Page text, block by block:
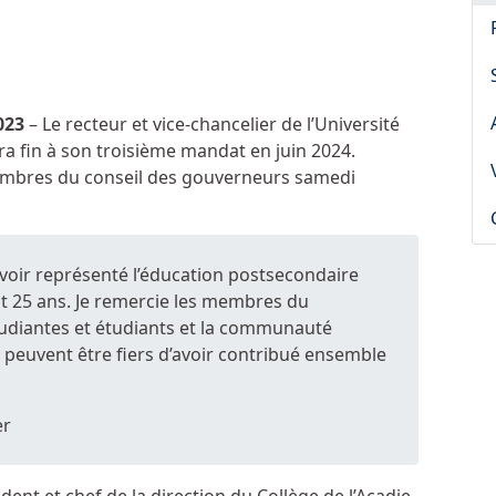
– Le recteur et vice-chancelier de l’Université
fin à son troisième mandat en juin 2024.
du conseil des gouverneurs samedi
représenté l’éducation postsecondaire
ans. Je remercie les membres du
et étudiants et la communauté
être fiers d’avoir contribué ensemble